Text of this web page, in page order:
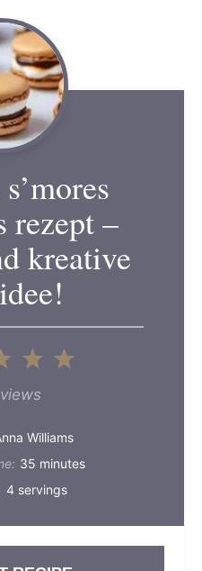
rezept –
kreative
5
4
3
Stars
Williams
35 minutes
4 servings